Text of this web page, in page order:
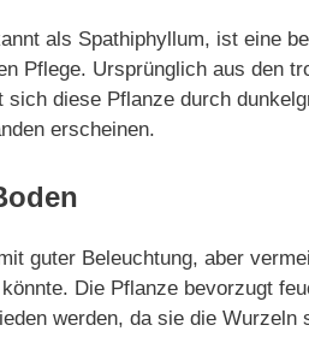
als Spathiphyllum, ist eine
Pflege. Ursprünglich aus den
sich diese Pflanze durch
erscheinen.
guter Beleuchtung, aber
Die Pflanze bevorzugt
werden, da sie die Wurzeln